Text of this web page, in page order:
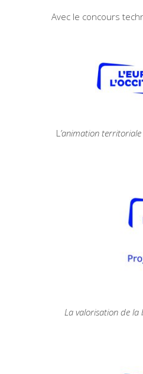
Avec le concours
L ’animation territoriale
La valorisation de la